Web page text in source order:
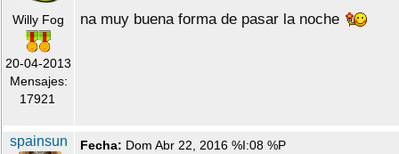
Willy Fog
20-04-2013
Mensajes:
17921
na muy buena forma de pasar la noche
spainsun Fecha: Dom Abr 22, 2016 %I:08 %P